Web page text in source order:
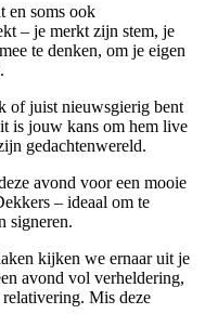
en soms ook
– je merkt zijn stem, je
te denken, om je eigen
of juist nieuwsgierig bent
is jouw kans om hem live
gedachtenwereld.
avond voor een mooie
– ideaal om te
signeren.
kijken we ernaar uit je
avond vol verheldering,
relativering. Mis deze